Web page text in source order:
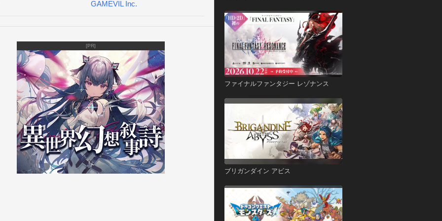
非同期型PvPシステム。洗練されたRPG要素
にゼノニアの世界を楽しめる物語。リグリットにいったい何
ったのか? カイルとはいったい何者なのか? ミッドガルドに隠
実とは...?
その他のGAMEVILゲーム
Superstars® 2010 HD
Superstars® 2011
Talk
Eternal Whisper
GAMEVIL Inc.
[PR]
ファイナルファンタジー レゾナンス
ブリガンダイン アビス